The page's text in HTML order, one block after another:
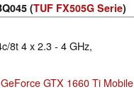
(TUF FX505G Serie)
8t 4 x 2.3 - 4 GHz,
GTX 1660 Ti Mobile